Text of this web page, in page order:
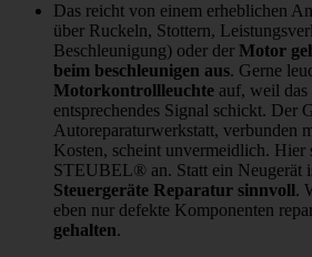
Das reicht von einem erheblichen
über Ruckeln, Stottern,
Beschleunigung) oder der Motor
beim beschleunigen aus. Gerne
Motorkontrollleuchte auf, weil das
entsprechendes Signal schickt. Der
Autoreparaturwerkstatt, verbunden
Kosten, scheint unvermeidlich. Hier
STEUBEL® an. Statt ein Neugerät
Steuergeräte Reparatur sinnvoll.
eben nur defekte Komponenten
gehalten.